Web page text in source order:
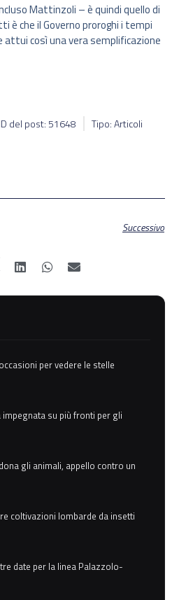
Mattinzoli – è quindi quello di
è che il Governo proroghi i tempi
attui così una vera semplificazione
ID del post: 51648 Tipo: Articoli
Successivo
per vedere le stelle
su più fronti per gli
gli animali, appello contro un
coltivazioni lombarde da insetti
date per la linea Palazzolo-